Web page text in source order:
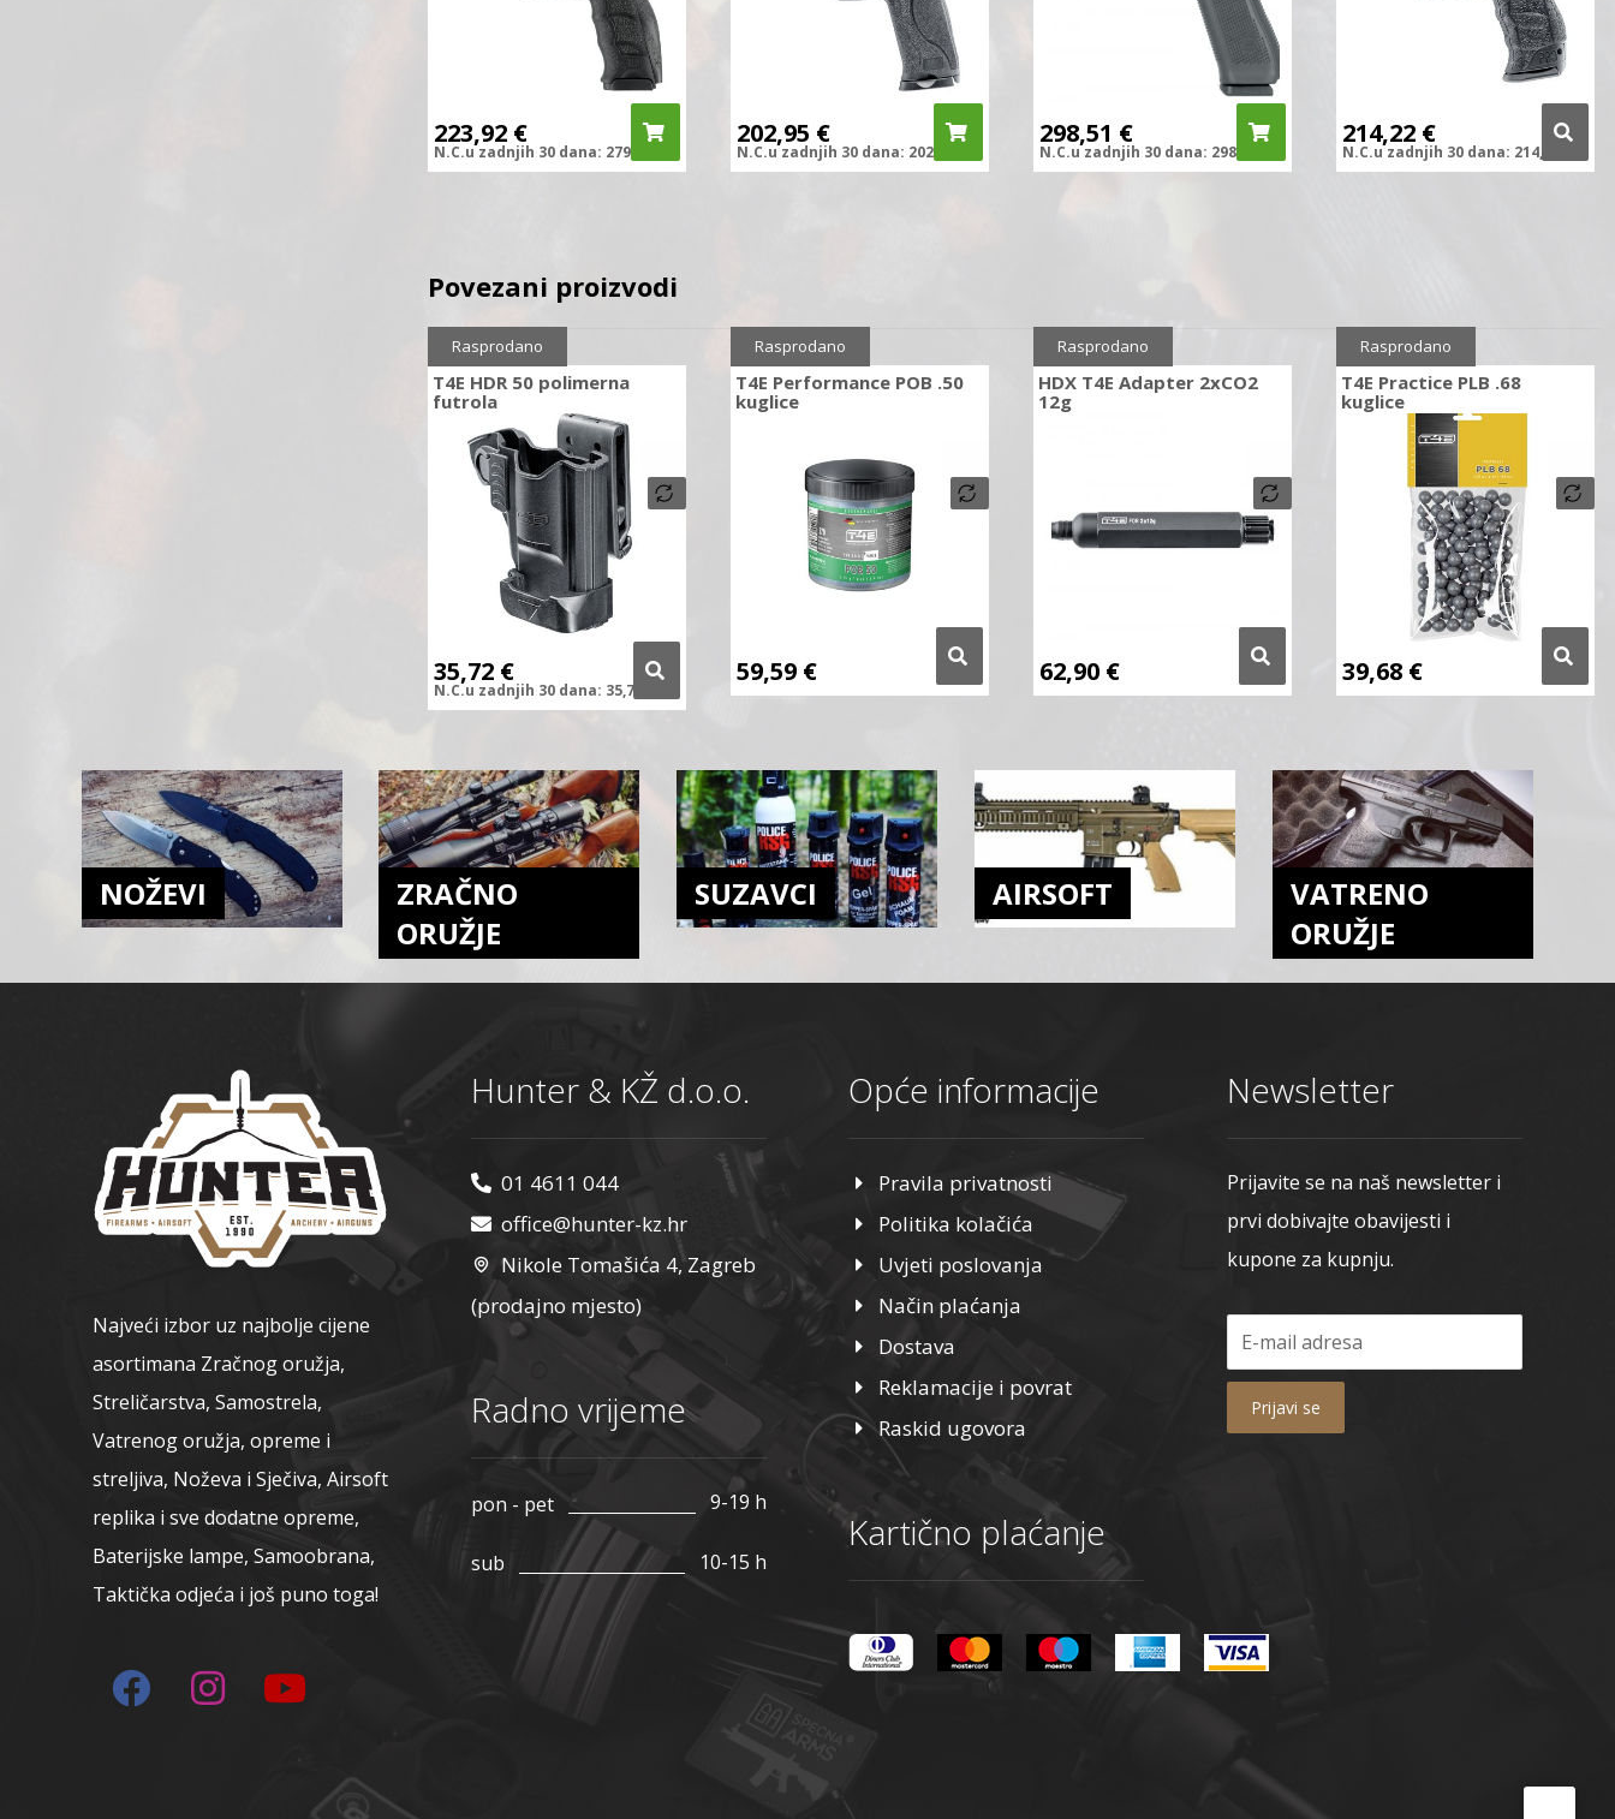
223,92 €
N.C.u zadnjih 30 dana: 279,90
202,95 €
N.C.u zadnjih 30 dana: 202,95
298,51 €
N.C.u zadnjih 30 dana: 298,51
214,22 €
N.C.u zadnjih 30 dana: 214,22
Povezani proizvodi
Sniženo 10%
T4E HDR 50 polimerna
futrola
35,72 €
N.C.u zadnjih 30 dana: 35,72
Rasprodano
T4E Performance POB .50
kuglice
59,59 €
Rasprodano
HDX T4E Adapter 2xCO2
12g
62,90 €
Rasprodano
T4E Practice PLB .68
kuglice
39,68 €
Rasprodano
NOŽEVI
ZRAČNO
ORUŽJE
SUZAVCI AIRSOFT
VATRENO
ORUŽJE
Najveći izbor uz najbolje cijene
asortimana Zračnog oružja,
Streličarstva, Samostrela,
Vatrenog oružja, opreme i
streljiva, Noževa i Sječiva, Airsoft
replika i sve dodatne opreme,
Baterijske lampe, Samoobrana,
Taktička odjeća i još puno toga!
Hunter & KŽ d.o.o.
01 4611 044
office@hunter-kz.hr
Nikole Tomašića 4, Zagreb
(prodajno mjesto)
Radno vrijeme
pon - pet 9-19 h
sub 10-15 h
Opće informacije
Pravila privatnosti
Politika kolačića
Uvjeti poslovanja
Način plaćanja
Dostava
Reklamacije i povrat
Raskid ugovora
Kartično plaćanje
Newsletter
Prijavite se na naš newsletter i
prvi dobivajte obavijesti i
kupone za kupnju.
Prijavi se